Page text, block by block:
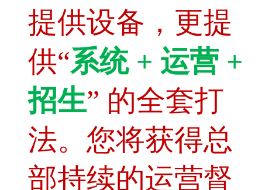
提供设备，更提
供“系统 + 运营 +
招生” 的全套打
法。您将获得总
部持续的运营督